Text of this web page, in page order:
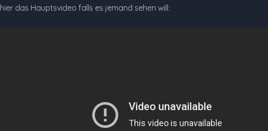
hier das Hauptsvideo falls es jemand sehen will: